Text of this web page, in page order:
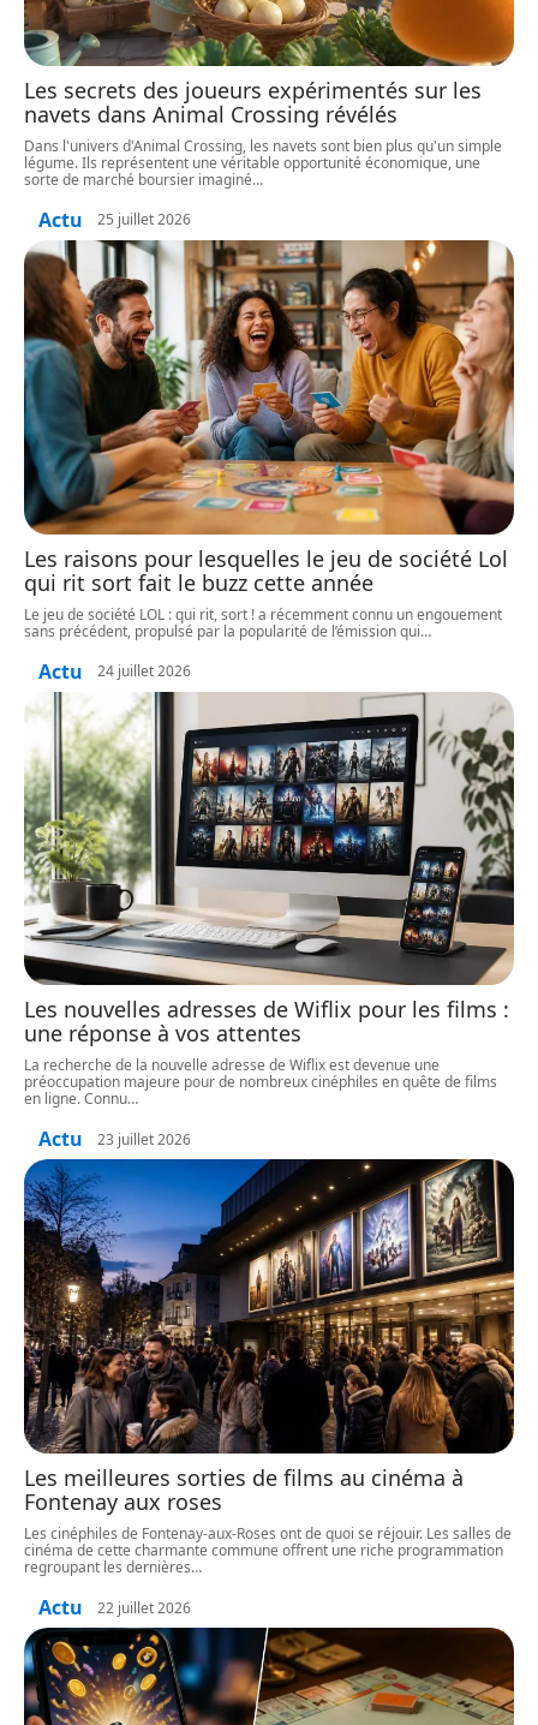
Les secrets des joueurs expérimentés sur les
navets dans Animal Crossing révélés
Dans l'univers d'Animal Crossing, les navets sont bien plus qu'un simple
légume. Ils représentent une véritable opportunité économique, une
sorte de marché boursier imaginé…
Actu 25 juillet 2026
Les raisons pour lesquelles le jeu de société Lol
qui rit sort fait le buzz cette année
Le jeu de société LOL : qui rit, sort ! a récemment connu un engouement
sans précédent, propulsé par la popularité de l’émission qui…
Actu 24 juillet 2026
Les nouvelles adresses de Wiflix pour les films :
une réponse à vos attentes
La recherche de la nouvelle adresse de Wiflix est devenue une
préoccupation majeure pour de nombreux cinéphiles en quête de films
en ligne. Connu…
Actu 23 juillet 2026
Les meilleures sorties de films au cinéma à
Fontenay aux roses
Les cinéphiles de Fontenay-aux-Roses ont de quoi se réjouir. Les salles de
cinéma de cette charmante commune offrent une riche programmation
regroupant les dernières…
Actu 22 juillet 2026